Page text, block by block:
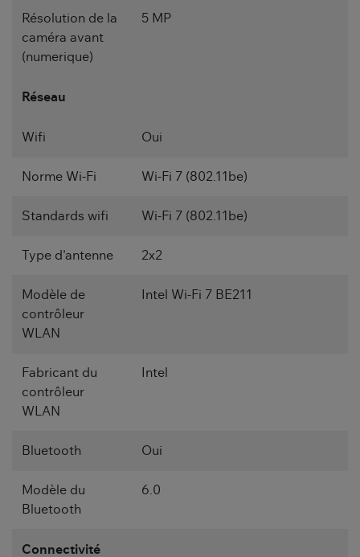
Résolution de la
caméra avant
(numerique)
5 MP
Réseau
Wifi Oui
Norme Wi-Fi Wi-Fi 7 (802.11be)
Standards wifi Wi-Fi 7 (802.11be)
Type d'antenne 2x2
Modèle de
contrôleur
WLAN
Intel Wi-Fi 7 BE211
Fabricant du
contrôleur
WLAN
Intel
Bluetooth Oui
Modèle du
Bluetooth
6.0
Connectivité